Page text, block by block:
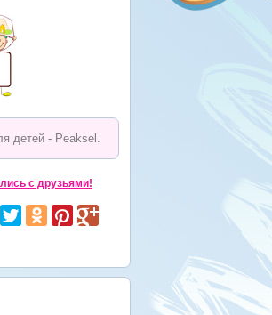
детей - Peaksel.
с друзьями!